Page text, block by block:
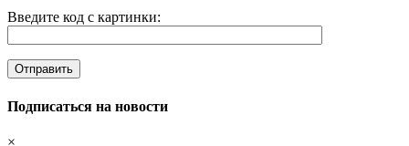
Введите код с картинки:
Подписаться на новости
×